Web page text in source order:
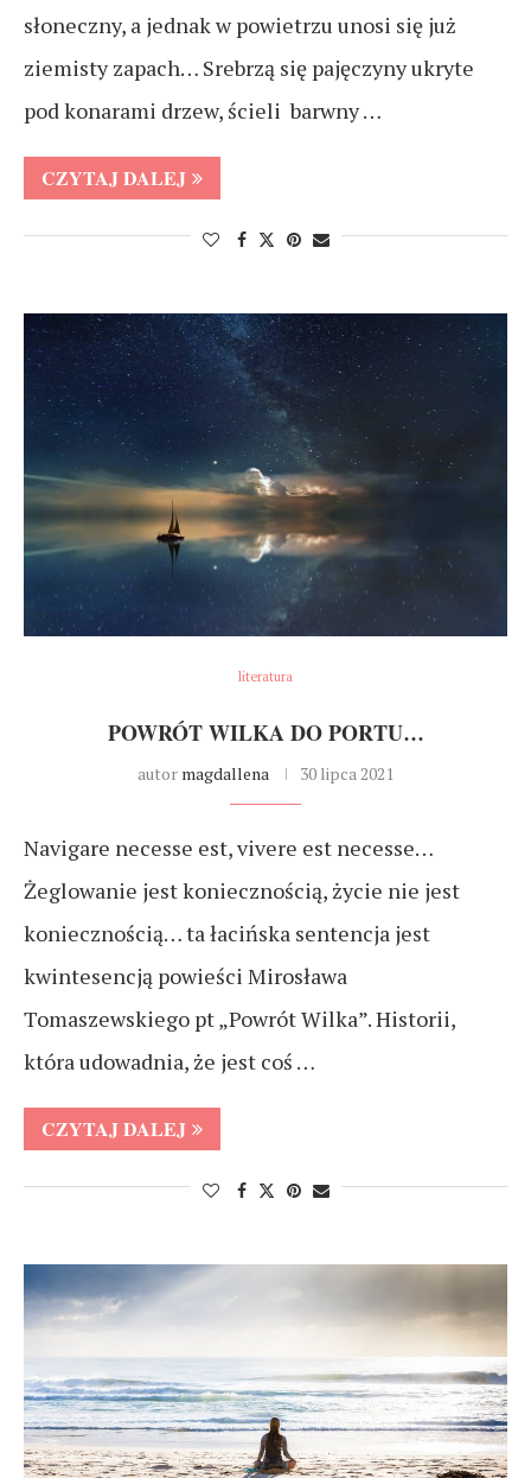
słoneczny, a jednak w powietrzu unosi się już
ziemisty zapach… Srebrzą się pajęczyny ukryte
pod konarami drzew, ścieli barwny …
CZYTAJ DALEJ
literatura
POWRÓT WILKA DO PORTU…
autor magdallena 30 lipca 2021
Navigare necesse est, vivere est necesse…
Żeglowanie jest koniecznością, życie nie jest
koniecznością… ta łacińska sentencja jest
kwintesencją powieści Mirosława
Tomaszewskiego pt „Powrót Wilka”. Historii,
która udowadnia, że jest coś …
CZYTAJ DALEJ